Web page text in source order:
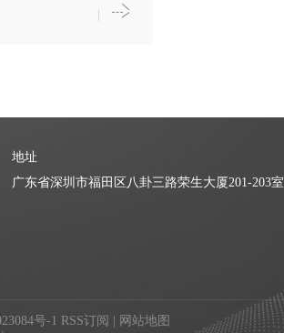
地址
广东省深圳市福田区八卦三路荣生大厦201-203室
号-1 RSS订阅 网站地图